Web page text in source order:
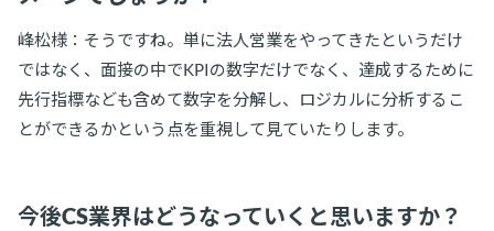
峰松様：そうですね。単に法人営業をやってきたというだけ
ではなく、面接の中でKPIの数字だけでなく、達成するために
先行指標なども含めて数字を分解し、ロジカルに分析するこ
とができるかという点を重視して見ていたりします。
今後CS業界はどうなっていくと思いますか？